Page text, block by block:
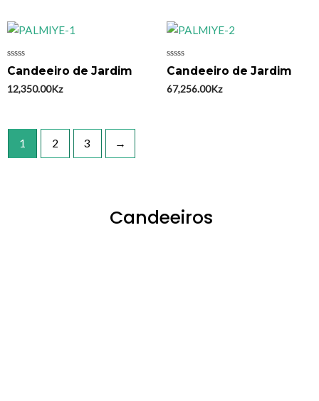
Avaliação
0
de
5
Candeeiro de Jardim
12,350.00Kz
Avaliação
0
de
5
Candeeiro de Jardim
67,256.00Kz
1 2 3 →
Candeeiros